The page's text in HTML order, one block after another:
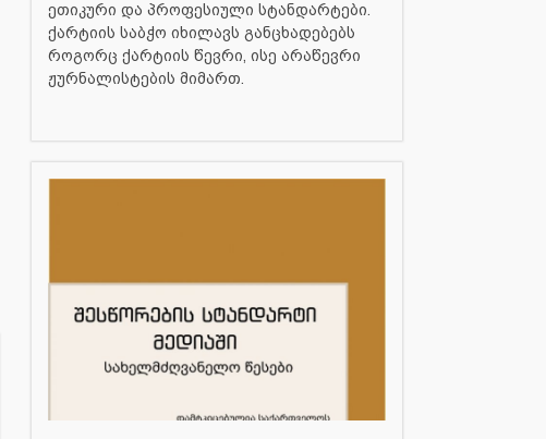
ეთიკური და პროფესიული სტანდარტები.
ქარტიის საბჭო იხილავს განცხადებებს
როგორც ქარტიის წევრი, ისე არაწევრი
ჟურნალისტების მიმართ.